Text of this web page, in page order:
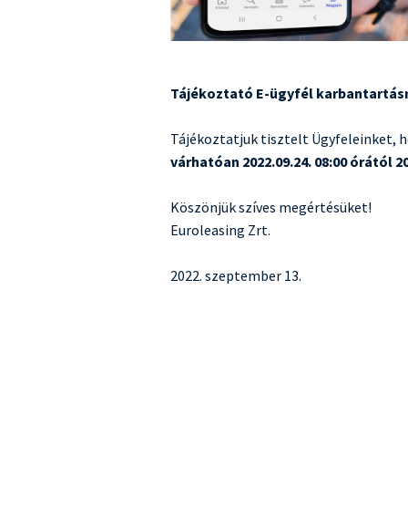
Tájékoztató E-ügyfél
Tájékoztatjuk tisztelt Ügyfeleinket,
várhatóan 2022.09.24. 08:00 órától
Köszönjük szíves megértésüket!
Euroleasing Zrt.
2022. szeptember 13.